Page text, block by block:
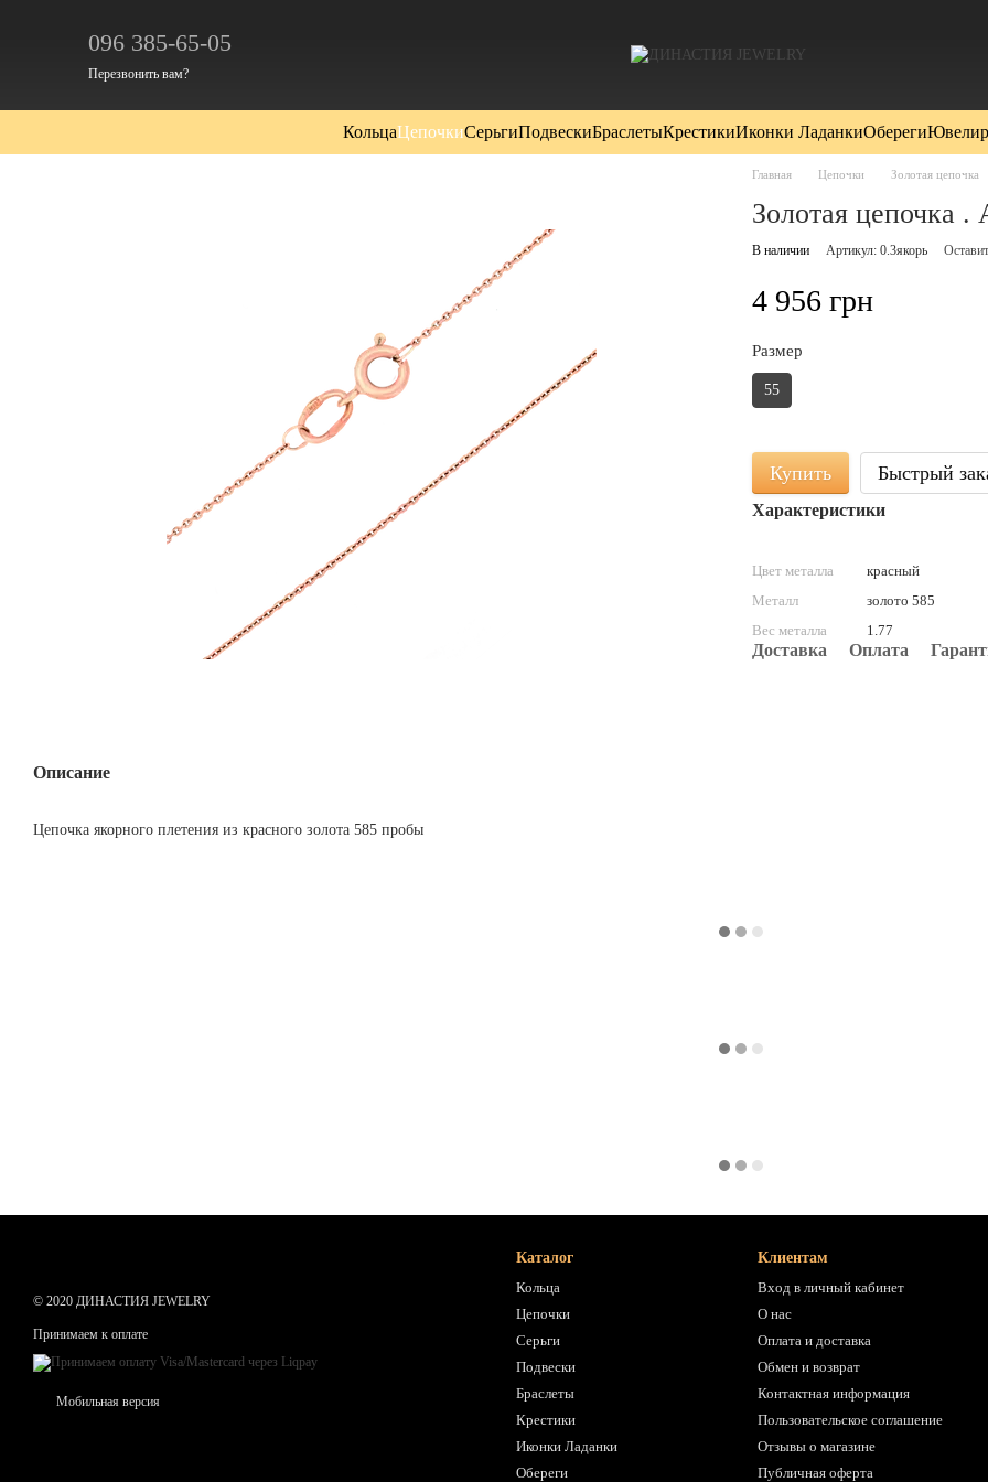
096 385-65-05
Перезвонить вам?
КольцаЦепочкиСерьгиПодвескиБраслетыКрестикиИконки ЛаданкиОбереги
Описание
Цепочка якорного плетения из красного золота 585 пробы
Главная Цепочки Золотая цепочка
Золотая цепочка
В наличии Артикул: 0.3якорь
4 956 грн
Размер
55
Купить Быстрый
Характеристики
Цвет металла
красный
Металл
золото 585
Вес металла
1.77
Доставка Оплата
© 2020 ДИНАСТИЯ JEWELRY
Принимаем к оплате
Мобильная версия
Каталог
Кольца
Цепочки
Серьги
Подвески
Браслеты
Крестики
Иконки Ладанки
Обереги
Клиентам
Вход в личный кабинет
О нас
Оплата и доставка
Обмен и возврат
Контактная информация
Пользовательское соглашение
Отзывы о магазине
Публичная оферта